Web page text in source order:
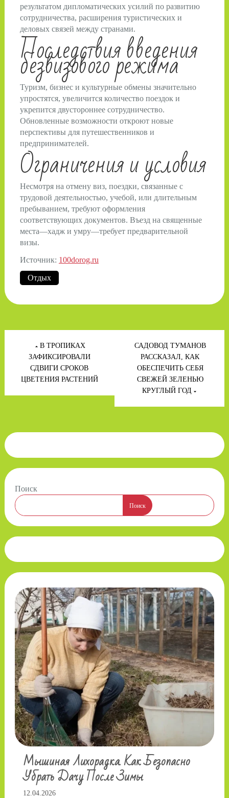
результатом дипломатических усилий по развитию
сотрудничества, расширения туристических и
деловых связей между странами.
Последствия введения
безвизового режима
Туризм, бизнес и культурные обмены значительно
упростятся, увеличится количество поездок и
укрепится двустороннее сотрудничество.
Обновленные возможности откроют новые
перспективы для путешественников и
предпринимателей.
Ограничения и условия
Несмотря на отмену виз, поездки, связанные с
трудовой деятельностью, учебой, или длительным
пребыванием, требуют оформления
соответствующих документов. Въезд на священные
места—хадж и умру—требует предварительной
визы.
Источник: 100dorog.ru
Отдых
Навигация
записям
В ТРОПИКАХ
ЗАФИКСИРОВАЛИ
СДВИГИ СРОКОВ
ЦВЕТЕНИЯ РАСТЕНИЙ
САДОВОД ТУМАНОВ
РАССКАЗАЛ, КАК
ОБЕСПЕЧИТЬ СЕБЯ
СВЕЖЕЙ ЗЕЛЕНЬЮ
КРУГЛЫЙ ГОД
Поиск
Поиск
Мышиная Лихорадка. Как Безопасно
Убрать Дачу После Зимы
12.04.2026